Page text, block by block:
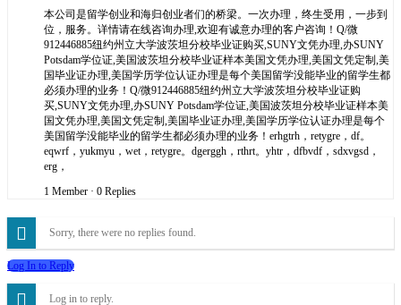
本公司是留学创业和海归创业者们的桥梁。一次办理，终生受用，一步到
位，服务。详情请在线咨询办理,欢迎有诚意办理的客户咨询！Q/微
912446885纽约州立大学波茨坦分校毕业证购买,SUNY文凭办理,办SUNY
Potsdam学位证,美国波茨坦分校毕业证样本美国文凭办理,美国文凭定制,美
国毕业证办理,美国学历学位认证办理是每个美国留学没能毕业的留学生都
必须办理的业务！Q/微912446885纽约州立大学波茨坦分校毕业证购
买,SUNY文凭办理,办SUNY Potsdam学位证,美国波茨坦分校毕业证样本美
国文凭办理,美国文凭定制,美国毕业证办理,美国学历学位认证办理是每个
美国留学没能毕业的留学生都必须办理的业务！erhgtrh，retygre，df。
eqwrf，yukmyu，wet，retygre。dgerggh，rthrt。yhtr，dfbvdf，sdxvgsd，
erg，
1 Member · 0 Replies
Sorry, there were no replies found.
Log In to Reply
Log in to reply.